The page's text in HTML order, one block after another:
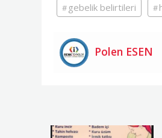
gebelik belirtileri
Polen ESEN